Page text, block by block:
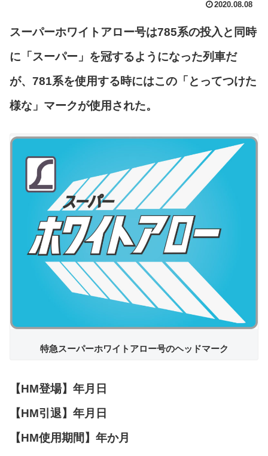
2020.08.08
スーパーホワイトアロー号は785系の投入と同時
に「スーパー」を冠するようになった列車だ
が、781系を使用する時にはこの「とってつけた
様な」マークが使用された。
特急スーパーホワイトアロー号のヘッドマーク
【HM登場】年月日
【HM引退】年月日
【HM使用期間】年か月